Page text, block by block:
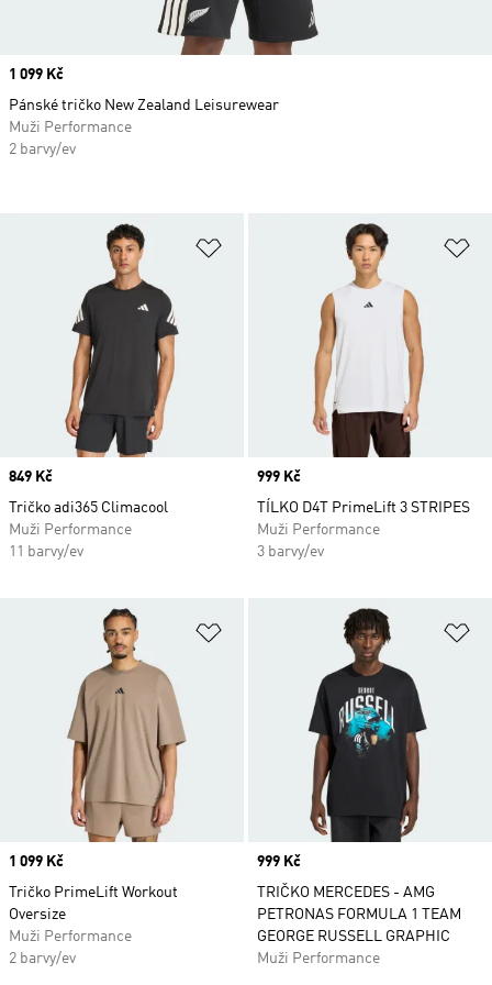
Přidat do seznamu přání
Price
849 Kč
Tričko adi365 Climacool
Muži Performance
11 barvy/ev
Price
999 Kč
TÍLKO D4T PrimeLift 3 STRIPES
Muži Performance
3 barvy/ev
Přidat do seznamu přání
Price
1 099 Kč
Tričko PrimeLift Workout
Oversize
Muži Performance
2 barvy/ev
Price
999 Kč
TRIČKO MERCEDES - AMG
PETRONAS FORMULA 1 TEAM
GEORGE RUSSELL GRAPHIC
Muži Performance
Price
1 099 Kč
Pánské tričko New Zealand Leisurewear
Muži Performance
2 barvy/ev